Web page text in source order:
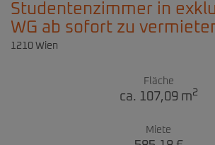
Studentenzimmer in
WG ab sofort zu
1210 Wien
Fläche
ca. 107,09 m2
Miete